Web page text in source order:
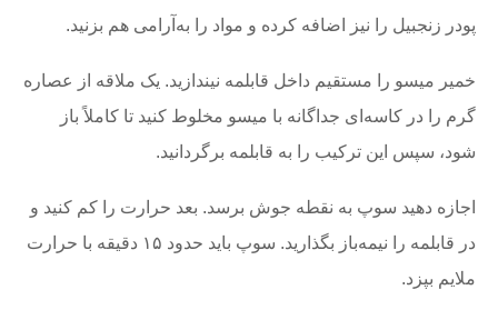
پودر زنجبیل را نیز اضافه کرده و مواد را به‌آرامی هم بزنید.
خمیر میسو را مستقیم داخل قابلمه نیندازید. یک ملاقه از عصاره
گرم را در کاسه‌ای جداگانه با میسو مخلوط کنید تا کاملاً باز
شود، سپس این ترکیب را به قابلمه برگردانید.
اجازه دهید سوپ به نقطه جوش برسد. بعد حرارت را کم کنید و
در قابلمه را نیمه‌باز بگذارید. سوپ باید حدود ۱۵ دقیقه با حرارت
ملایم بپزد.